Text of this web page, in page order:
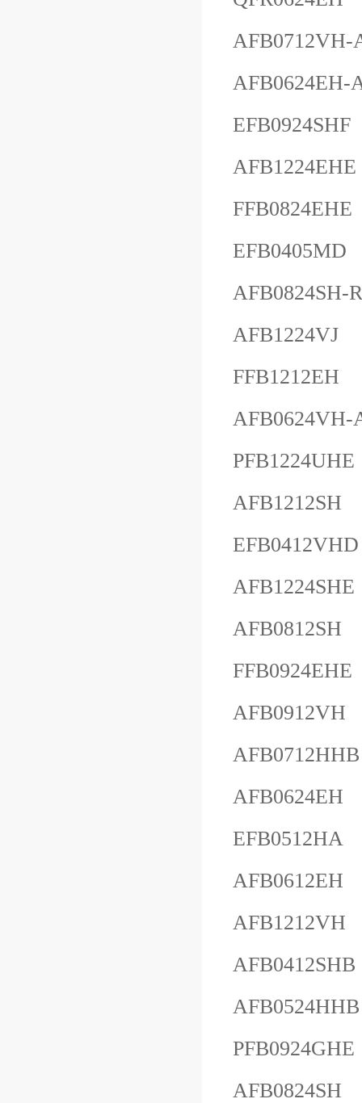
AFB0712VH-
AFB0624EH-
EFB0924SHF
AFB1224EHE
FFB0824EHE
EFB0405MD
AFB0824SH-
AFB1224VJ
FFB1212EH
AFB0624VH-
PFB1224UHE
AFB1212SH
EFB0412VHD
AFB1224SHE
AFB0812SH
FFB0924EHE
AFB0912VH
AFB0712HHB
AFB0624EH
EFB0512HA
AFB0612EH
AFB1212VH
AFB0412SHB
AFB0524HHB
PFB0924GHE
AFB0824SH